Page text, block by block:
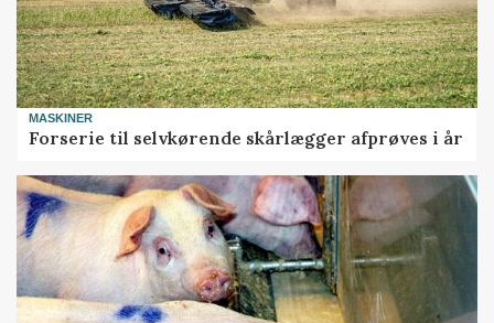
MASKINER
Forserie til selvkørende skårlægger afprøves i år